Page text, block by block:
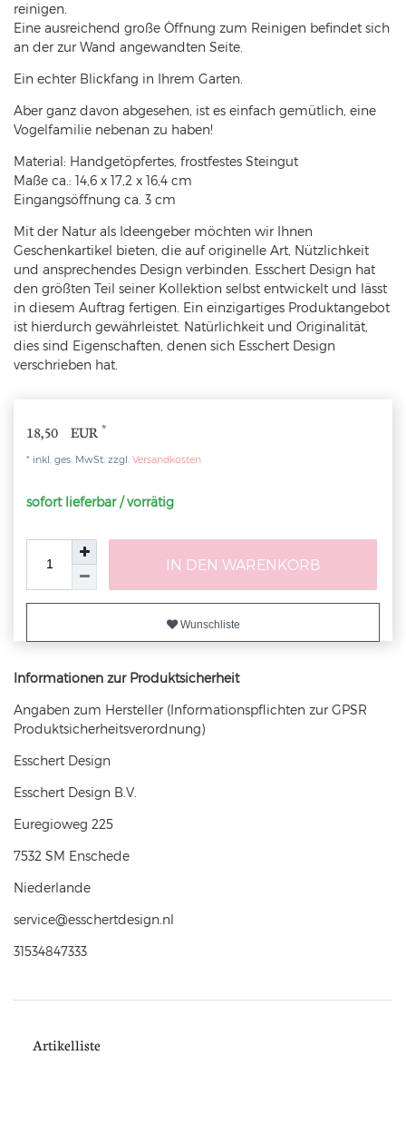
reinigen.
Eine ausreichend große Öffnung zum Reinigen befindet sich
an der zur Wand angewandten Seite.
Ein echter Blickfang in Ihrem Garten.
Aber ganz davon abgesehen, ist es einfach gemütlich, eine
Vogelfamilie nebenan zu haben!
Material: Handgetöpfertes, frostfestes Steingut
Maße ca.: 14,6 x 17,2 x 16,4 cm
Eingangsöffnung ca. 3 cm
Mit der Natur als Ideengeber möchten wir Ihnen
Geschenkartikel bieten, die auf originelle Art, Nützlichkeit
und ansprechendes Design verbinden. Esschert Design hat
den größten Teil seiner Kollektion selbst entwickelt und lässt
in diesem Auftrag fertigen. Ein einzigartiges Produktangebot
ist hierdurch gewährleistet. Natürlichkeit und Originalität,
dies sind Eigenschaften, denen sich Esschert Design
verschrieben hat.
18,50 EUR *
* inkl. ges. MwSt. zzgl. Versandkosten
sofort lieferbar / vorrätig
IN DEN WARENKORB
Wunschliste
Informationen zur Produktsicherheit
Angaben zum Hersteller (Informationspflichten zur GPSR
Produktsicherheitsverordnung)
Esschert Design
Esschert Design B.V.
Euregioweg 225
7532 SM Enschede
Niederlande
service@esschertdesign.nl
31534847333
Artikelliste